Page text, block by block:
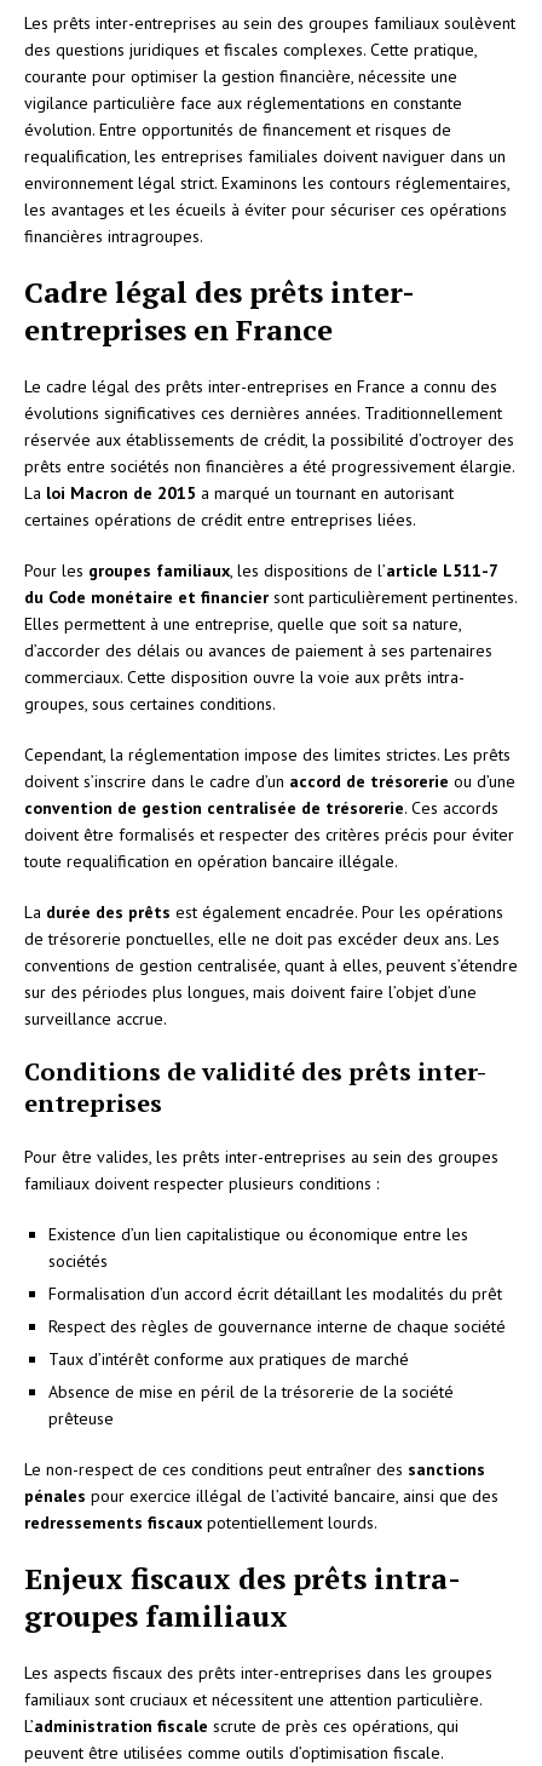
Les prêts inter-entreprises au sein des groupes familiaux soulèvent
des questions juridiques et fiscales complexes. Cette pratique,
courante pour optimiser la gestion financière, nécessite une
vigilance particulière face aux réglementations en constante
évolution. Entre opportunités de financement et risques de
requalification, les entreprises familiales doivent naviguer dans un
environnement légal strict. Examinons les contours réglementaires,
les avantages et les écueils à éviter pour sécuriser ces opérations
financières intragroupes.
Cadre légal des prêts inter-
entreprises en France
Le cadre légal des prêts inter-entreprises en France a connu des
évolutions significatives ces dernières années. Traditionnellement
réservée aux établissements de crédit, la possibilité d’octroyer des
prêts entre sociétés non financières a été progressivement élargie.
La loi Macron de 2015 a marqué un tournant en autorisant
certaines opérations de crédit entre entreprises liées.
Pour les groupes familiaux, les dispositions de l’article L511-7
du Code monétaire et financier sont particulièrement pertinentes.
Elles permettent à une entreprise, quelle que soit sa nature,
d’accorder des délais ou avances de paiement à ses partenaires
commerciaux. Cette disposition ouvre la voie aux prêts intra-
groupes, sous certaines conditions.
Cependant, la réglementation impose des limites strictes. Les prêts
doivent s’inscrire dans le cadre d’un accord de trésorerie ou d’une
convention de gestion centralisée de trésorerie. Ces accords
doivent être formalisés et respecter des critères précis pour éviter
toute requalification en opération bancaire illégale.
La durée des prêts est également encadrée. Pour les opérations
de trésorerie ponctuelles, elle ne doit pas excéder deux ans. Les
conventions de gestion centralisée, quant à elles, peuvent s’étendre
sur des périodes plus longues, mais doivent faire l’objet d’une
surveillance accrue.
Conditions de validité des prêts inter-
entreprises
Pour être valides, les prêts inter-entreprises au sein des groupes
familiaux doivent respecter plusieurs conditions :
Existence d’un lien capitalistique ou économique entre les
sociétés
Formalisation d’un accord écrit détaillant les modalités du prêt
Respect des règles de gouvernance interne de chaque société
Taux d’intérêt conforme aux pratiques de marché
Absence de mise en péril de la trésorerie de la société
prêteuse
Le non-respect de ces conditions peut entraîner des sanctions
pénales pour exercice illégal de l’activité bancaire, ainsi que des
redressements fiscaux potentiellement lourds.
Enjeux fiscaux des prêts intra-
groupes familiaux
Les aspects fiscaux des prêts inter-entreprises dans les groupes
familiaux sont cruciaux et nécessitent une attention particulière.
L’administration fiscale scrute de près ces opérations, qui
peuvent être utilisées comme outils d’optimisation fiscale.